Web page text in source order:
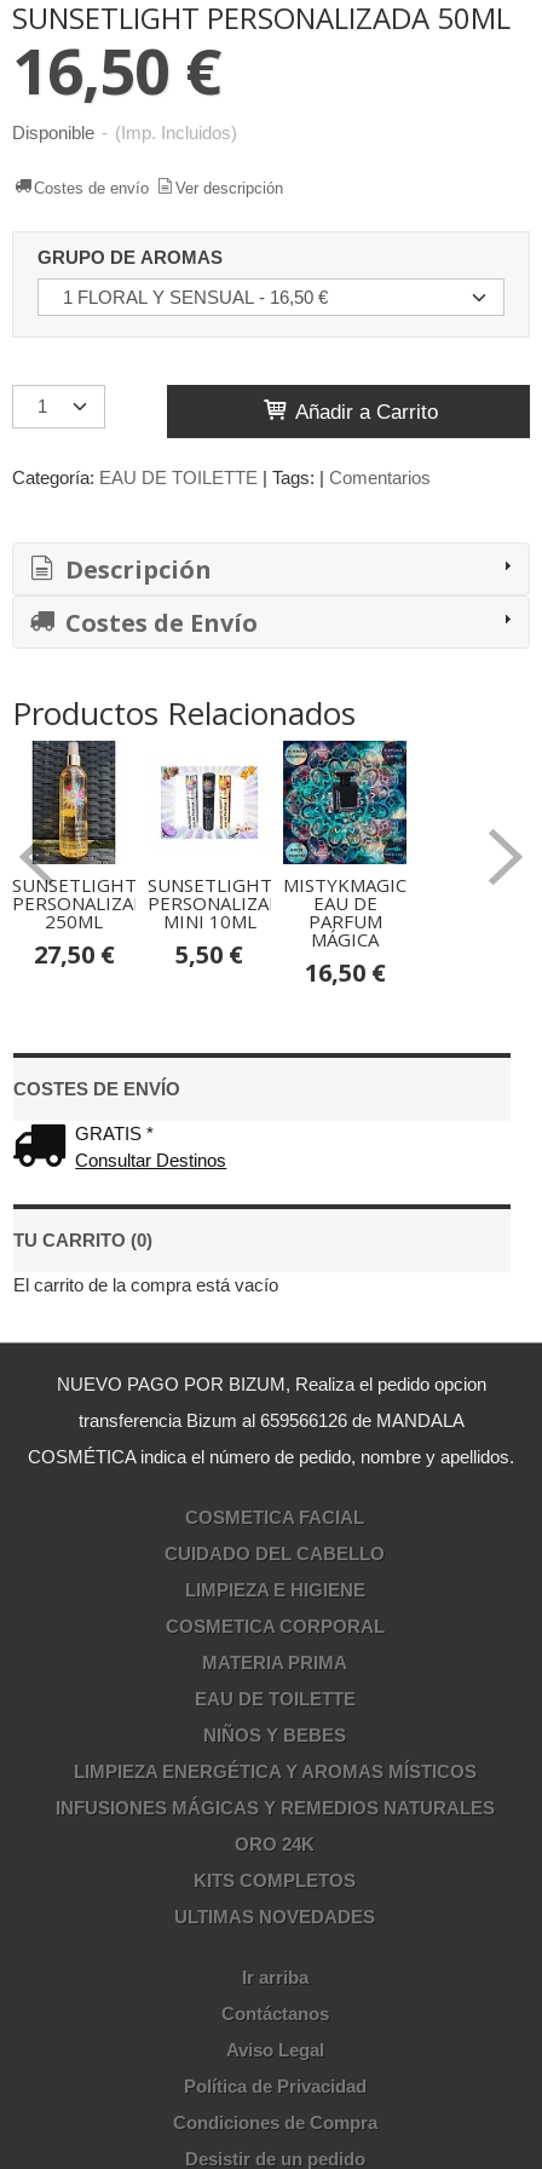
COSTES DE ENVÍO
GRATIS *
Consultar Destinos
TU CARRITO (0)
El carrito de la compra está vacío
SUNSETLIGHT PERSONALIZADA 50ML
16,50 €
Disponible - (Imp. Incluidos)
Costes de envío Ver descripción
GRUPO DE AROMAS
Añadir a Carrito
Categoría: EAU DE TOILETTE | Tags: | Comentarios
Descripción
Costes de Envío
Productos Relacionados
SUNSETLIGHT
PERSONALIZADA
250ML
27,50 €
SUNSETLIGHT
PERSONALIZADA
MINI 10ML
5,50 €
MISTYKMAGIC
EAU DE
PARFUM
MÁGICA
16,50 €
NUEVO PAGO POR BIZUM, Realiza el pedido opcion
transferencia Bizum al 659566126 de MANDALA
COSMÉTICA indica el número de pedido, nombre y apellidos.
COSMETICA FACIAL
CUIDADO DEL CABELLO
LIMPIEZA E HIGIENE
COSMETICA CORPORAL
MATERIA PRIMA
EAU DE TOILETTE
NIÑOS Y BEBES
LIMPIEZA ENERGÉTICA Y AROMAS MÍSTICOS
INFUSIONES MÁGICAS Y REMEDIOS NATURALES
ORO 24K
KITS COMPLETOS
ULTIMAS NOVEDADES
Ir arriba
Contáctanos
Aviso Legal
Política de Privacidad
Condiciones de Compra
Desistir de un pedido